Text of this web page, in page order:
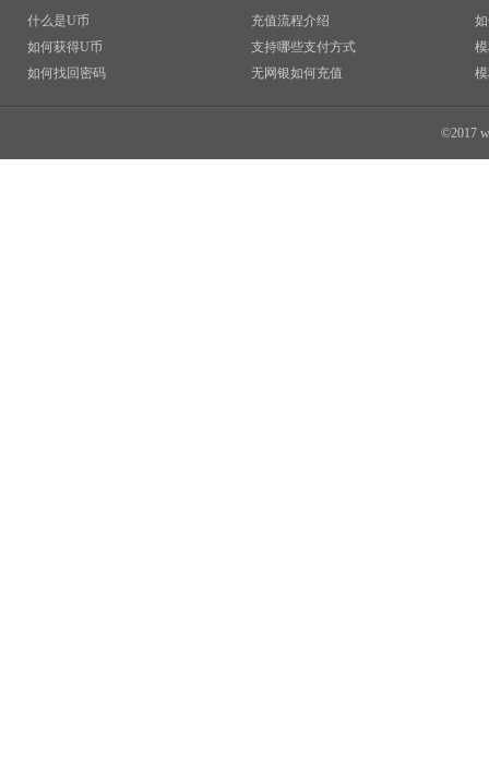
什么是U币
如何获得U币
如何找回密码
充值流程介绍
支持哪些支付方式
无网银如何充值
©2017